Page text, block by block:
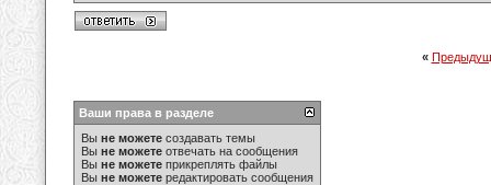
«
Ваши права в разделе
Вы не можете создавать темы
Вы не можете отвечать на сообщения
Вы не можете прикреплять файлы
Вы не можете редактировать сообщения